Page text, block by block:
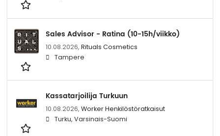
Sales Advisor - Ratina (10-15h/viikko)
10.08.2026, Rituals Cosmetics
Tampere
Kassatarjoilija Turkuun
10.08.2026, Worker Henkilöstöratkaisut
Turku, Varsinais-Suomi